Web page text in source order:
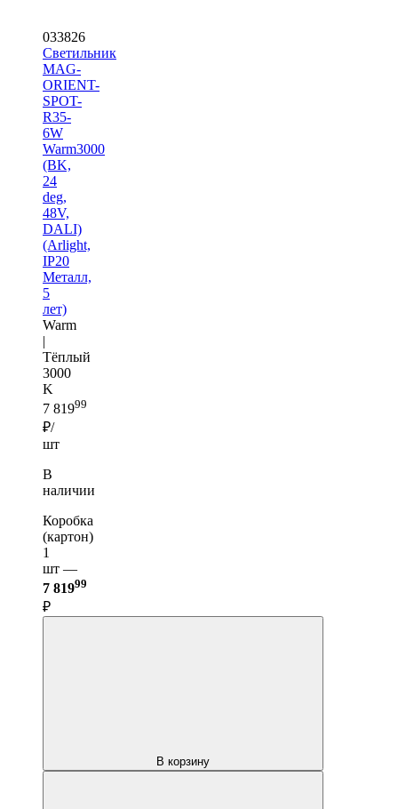
033826
Светильник
MAG-
ORIENT-
SPOT-
R35-
6W
Warm3000
(BK,
24
deg,
48V,
DALI)
(Arlight,
IP20
Металл,
5
лет)
Warm
|
Тёплый
3000
K
7 81999
₽/
шт
В
наличии
Коробка
(картон)
1
шт —
7 81999
₽
В корзину